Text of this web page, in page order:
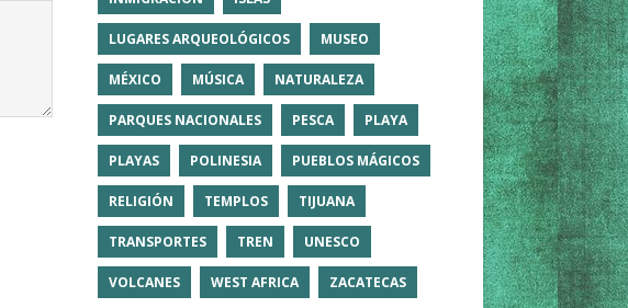
LUGARES ARQUEOLÓGICOS MUSEO
MÉXICO MÚSICA NATURALEZA
PARQUES NACIONALES PESCA PLAYA
PLAYAS POLINESIA PUEBLOS MÁGICOS
RELIGIÓN TEMPLOS TIJUANA
TRANSPORTES TREN UNESCO
VOLCANES WEST AFRICA ZACATECAS